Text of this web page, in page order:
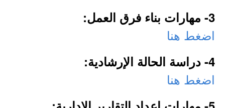
3- مهارات بناء فرق العمل:
اضغط هنا
4- دراسة الحالة الإرشادية:
اضغط هنا